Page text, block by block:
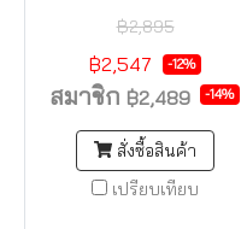
฿2,895
฿2,547 -12%
สมาชิก ฿2,489 -14%
สั่งซื้อสินค้า
เปรียบเทียบ